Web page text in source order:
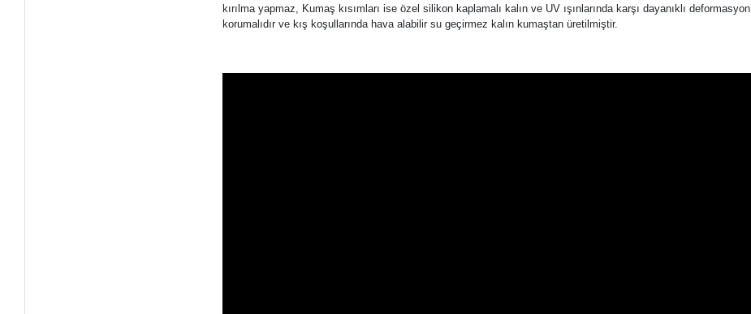
kırılma yapmaz, Kumaş kısımları ise özel silikon kaplamalı kalın ve UV ışınlarında karşı dayanıklı deformasyon
korumalıdır ve kış koşullarında hava alabilir su geçirmez kalın kumaştan üretilmiştir.